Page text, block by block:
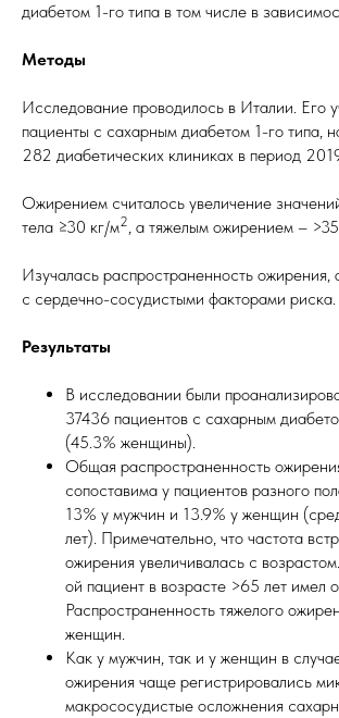
диабетом 1-го типа в том числе в
Методы
Исследование проводилось в Италии. Его
пациенты с сахарным диабетом 1-го типа,
282 диабетических клиниках в период
Ожирением считалось увеличение
тела ≥30 кг/м2, а тяжелым ожирением –
Изучалась распространенность ожирения,
с сердечно-сосудистыми факторами риска.
Результаты
В исследовании были
37436 пациентов с сахарным
(45.3% женщины).
Общая распространенность
сопоставима у пациентов разного
13% у мужчин и 13.9% у женщин
лет). Примечательно, что частота
ожирения увеличивалась с
ой пациент в возрасте >65 лет имел
Распространенность тяжелого
женщин.
Как у мужчин, так и у женщин в
ожирения чаще регистрировались
макрососудистые осложнения